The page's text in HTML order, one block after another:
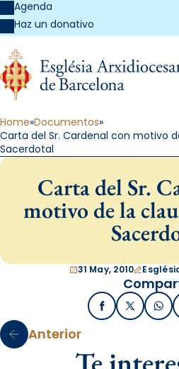
Agenda
Haz un donativo
Home Documentos
Carta del Sr. Cardenal con motivo
Sacerdotal
Carta del Sr.
motivo de la
31 May, 2010
Facebook
X /
Anterior